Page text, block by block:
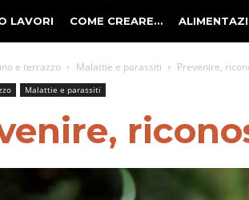
LAVORI COME CREARE…
e terrazzo Malattie e parassiti Prevenire,
Malattie e parassiti